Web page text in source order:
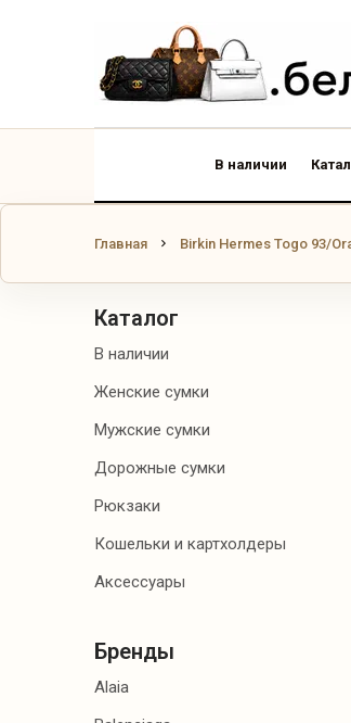
В наличии
КОШЕЛЬКИ И
АКСЕССУАРЫ
Главная Birkin Hermes Togo 93/
Каталог
В наличии
Женские сумки
Мужские сумки
Дорожные сумки
Рюкзаки
Кошельки и картхолдеры
Аксессуары
Бренды
Alaia